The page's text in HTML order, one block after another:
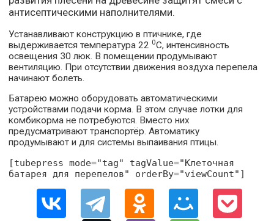
антисептическими наполнителями.
Устанавливают конструкцию в птичнике, где
выдерживается температура 22 0С, интенсивность
освещения 30 люк. В помещении продумывают
вентиляцию. При отсутствии движения воздуха перепела
начинают болеть.
Батарею можно оборудовать автоматическими
устройствами подачи корма. В этом случае лотки для
комбикорма не потребуются. Вместо них
предусматривают транспортёр. Автоматику
продумывают и для системы выпаивания птицы.
[tubepress mode="tag" tagValue="Клеточная
батарея для перепелов" orderBy="viewCount"]